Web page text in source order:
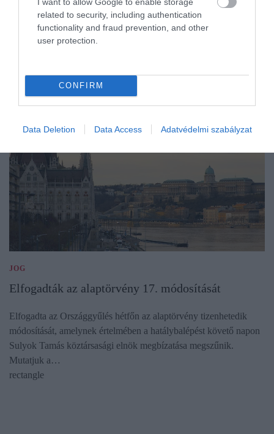
related to security, including authentication
functionality and fraud prevention, and other
user protection.
CONFIRM
Data Deletion Data Access Adatvédelmi szabályzat
JOG
Elfogadták az alaptörvény 17. módosítását
Elfogadta az Országgyűlés hétfőn az alaptörvény tizenhetedik
módosítását, amelynek értelmében a hatálybalépést követő napon
Sulyok Tamás köztársasági elnök megbízatása megszűnik.
Mutatjuk a…
rectangle